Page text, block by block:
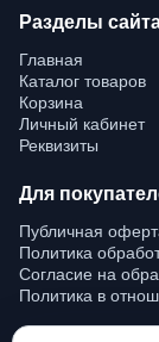
Разделы
Главная
Каталог товаров
Корзина
Личный кабинет
Реквизиты
Для
Публичная
Политика
Согласие на
Политика в